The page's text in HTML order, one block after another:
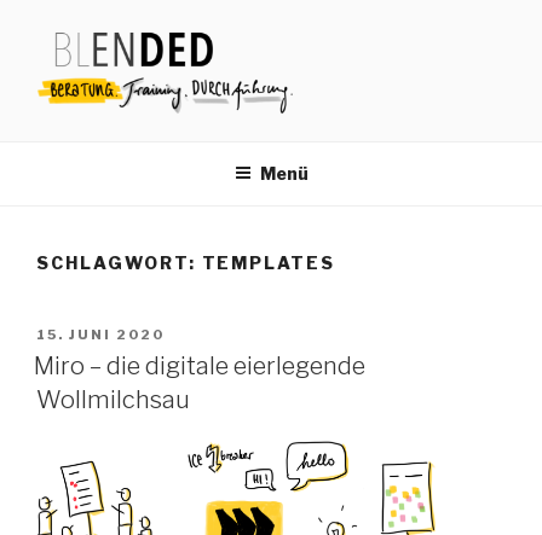
springen
Menü
SCHLAGWORT: TEMPLATES
VERÖFFENTLICHT
AM
15. JUNI 2020
Miro – die digitale eierlegende
Wollmilchsau